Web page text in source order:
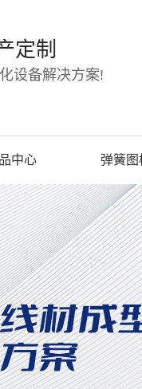
定制
设备解决方案!
中心 弹簧图